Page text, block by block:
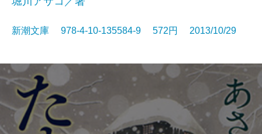
新潮文庫 978-4-10-135584-9 572円 2013/10/29